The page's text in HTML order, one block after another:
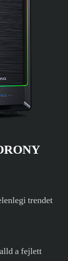
trendet
a fejlett